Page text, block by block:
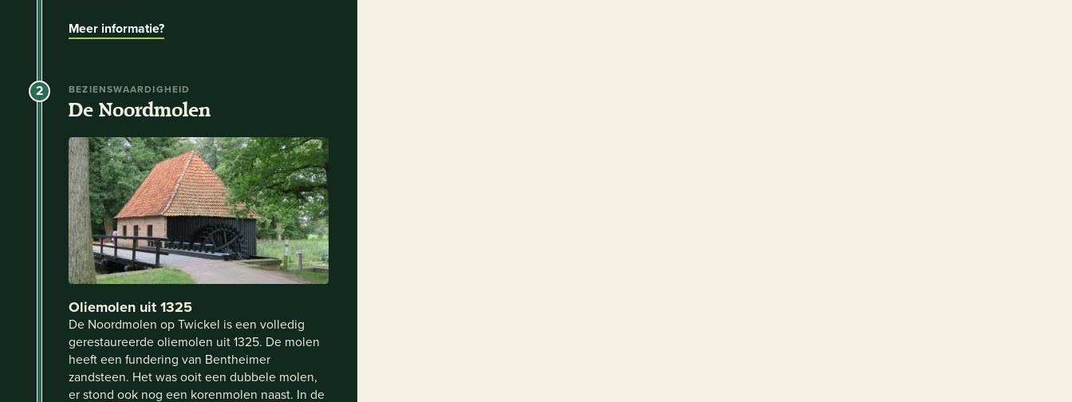
Meer informatie?
2 BEZIENSWAARDIGHEID
De Noordmolen
Oliemolen uit 1325
De Noordmolen op Twickel is een volledig
gerestaureerde oliemolen uit 1325. De molen
heeft een fundering van Bentheimer
zandsteen. Het was ooit een dubbele molen,
er stond ook nog een korenmolen naast. In de